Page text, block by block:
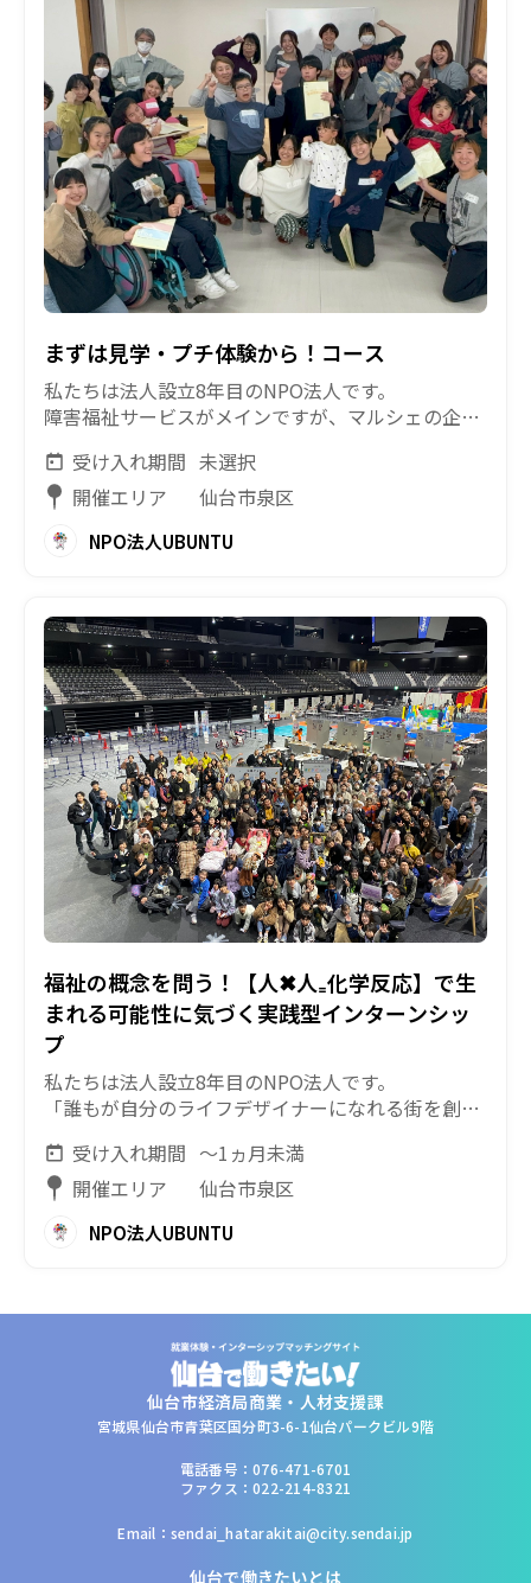
まずは見学・プチ体験から！コース
私たちは法人設立8年目のNPO法人です。
障害福祉サービスがメインですが、マルシェの企画
利用者さんへの直接支援やケアなどのスキルアップ
や実務経験・資格の獲得はもちろんのこと、NPO運
中枢を学ぶことができます。
味関心分野や何を体験したいかをしっかりとヒヤリ
ングさせていただき、キャリア形成や将来へのビジ
ョンに何かしら重なっていくようなコンテンツを考
えていきます。
受け入れ期間 未選択
開催エリア
仙台市泉区
NPO法人UBUNTU
福祉の概念を問う！【人✖人₌化学反応】で生
まれる可能性に気づく実践型インターンシッ
プ
私たちは法人設立8年目のNPO法人です。
「誰もが自分のライフデザイナーになれる街を創
め、自分らしい人生を送れるようにするには、『普
通』という概念や『できない→できる』に変えるア
そこで私達法人では、マルシェの企画運営や、新規
資格の獲得はもちろんのこと、NPO運営やイベント
企画、人材マネジメントなど、経営の中枢を学ぶこ
とができます。
つまり、『福祉』に限定したという枠組で留まる場
ではないということ。
「自分たちが出来る可能性」を発揮しています。
・イベントの企画運営
・SNSなどの広報
受け入れ期間 ～1ヵ月未満
開催エリア
仙台市泉区
NPO法人UBUNTU
仙台市経済局商業・人材支援課
宮城県仙台市青葉区国分町3-6-1仙台パークビル9階
電話番号：076-471-6701
ファクス：022-214-8321
Email：sendai_hatarakitai@city.sendai.jp
仙台で働きたいとは